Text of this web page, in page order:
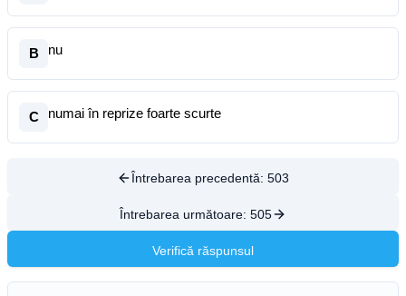
B nu
C numai în reprize foarte scurte
Întrebarea precedentă: 503
Întrebarea următoare: 505
Verifică răspunsul